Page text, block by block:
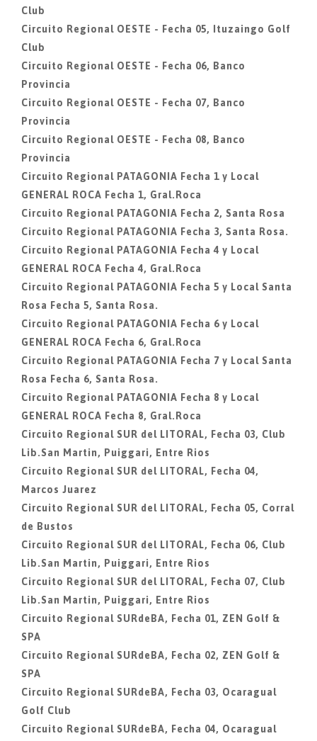
Club
Circuito Regional OESTE - Fecha 05, Ituzaingo Golf
Club
Circuito Regional OESTE - Fecha 06, Banco
Provincia
Circuito Regional OESTE - Fecha 07, Banco
Provincia
Circuito Regional OESTE - Fecha 08, Banco
Provincia
Circuito Regional PATAGONIA Fecha 1 y Local
GENERAL ROCA Fecha 1, Gral.Roca
Circuito Regional PATAGONIA Fecha 2, Santa Rosa
Circuito Regional PATAGONIA Fecha 3, Santa Rosa.
Circuito Regional PATAGONIA Fecha 4 y Local
GENERAL ROCA Fecha 4, Gral.Roca
Circuito Regional PATAGONIA Fecha 5 y Local Santa
Rosa Fecha 5, Santa Rosa.
Circuito Regional PATAGONIA Fecha 6 y Local
GENERAL ROCA Fecha 6, Gral.Roca
Circuito Regional PATAGONIA Fecha 7 y Local Santa
Rosa Fecha 6, Santa Rosa.
Circuito Regional PATAGONIA Fecha 8 y Local
GENERAL ROCA Fecha 8, Gral.Roca
Circuito Regional SUR del LITORAL, Fecha 03, Club
Lib.San Martin, Puiggari, Entre Rios
Circuito Regional SUR del LITORAL, Fecha 04,
Marcos Juarez
Circuito Regional SUR del LITORAL, Fecha 05, Corral
de Bustos
Circuito Regional SUR del LITORAL, Fecha 06, Club
Lib.San Martin, Puiggari, Entre Rios
Circuito Regional SUR del LITORAL, Fecha 07, Club
Lib.San Martin, Puiggari, Entre Rios
Circuito Regional SURdeBA, Fecha 01, ZEN Golf &
SPA
Circuito Regional SURdeBA, Fecha 02, ZEN Golf &
SPA
Circuito Regional SURdeBA, Fecha 03, Ocaragual
Golf Club
Circuito Regional SURdeBA, Fecha 04, Ocaragual